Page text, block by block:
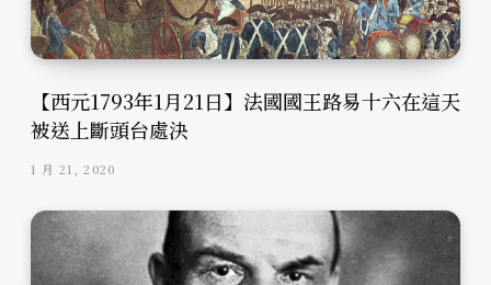
【西元1793年1月21日】法國國王路易十六在這天
被送上斷頭台處決
1 月 21, 2020